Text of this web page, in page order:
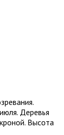
Деревья
Высота